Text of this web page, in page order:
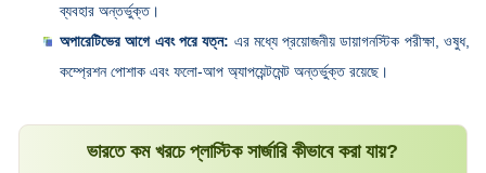
ব্যবহার অন্তর্ভুক্ত।
অপারেটিভের আগে এবং পরে যত্ন: এর মধ্যে প্রয়োজনীয় ডায়াগনস্টিক পরীক্ষা, ওষুধ,
কম্প্রেশন পোশাক এবং ফলো-আপ অ্যাপয়েন্টমেন্ট অন্তর্ভুক্ত রয়েছে।
ভারতে কম খরচে প্লাস্টিক সার্জারি কীভাবে করা যায়?